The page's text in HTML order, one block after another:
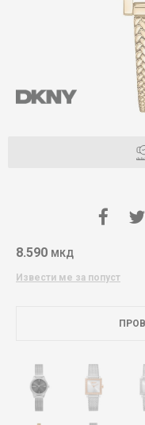
8.590 МКД
Извести ме за попуст